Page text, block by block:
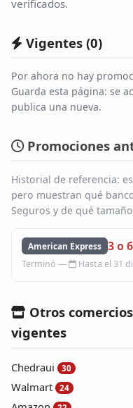
Blog
Infinito
verificados.
Vigentes (0)
Por ahora no hay
Guarda esta página: se
publica una nueva.
Promociones
Historial de referencia:
pero muestran qué
Seguros y de qué
American Express 3 o
Hasta el 31
Otros
vigentes
Chedraui 30
Walmart 24